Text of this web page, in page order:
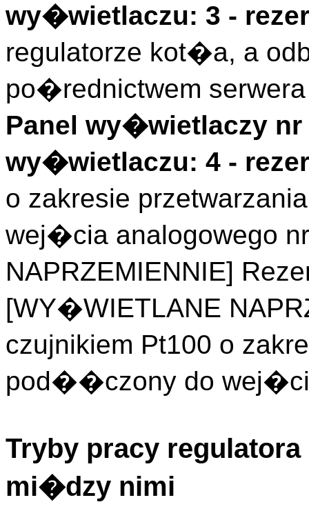
wy�wietlaczu: 3 -
regulatorze kot�a, a
po�rednictwem
Panel wy�wietlaczy nr
wy�wietlaczu: 4 -
o zakresie
wej�cia analogowego
NAPRZEMIENNIE]
[WY�WIETLANE
czujnikiem Pt100 o
pod��czony do
Tryby pracy
mi�dzy nimi